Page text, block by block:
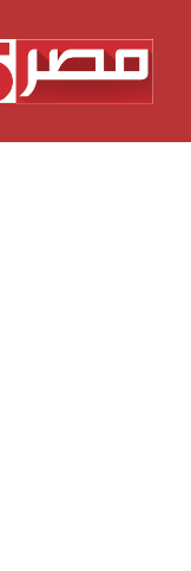
المحتوى